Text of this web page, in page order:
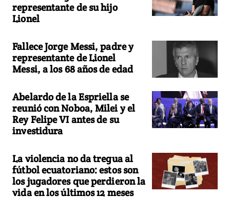
representante de su hijo
Lionel
Fallece Jorge Messi, padre y
representante de Lionel
Messi, a los 68 años de edad
Abelardo de la Espriella se
reunió con Noboa, Milei y el
Rey Felipe VI antes de su
investidura
La violencia no da tregua al
fútbol ecuatoriano: estos son
los jugadores que perdieron la
vida en los últimos 12 meses